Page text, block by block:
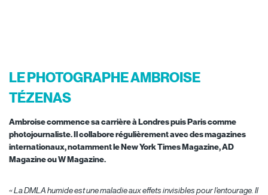
LE PHOTOGRAPHE AMBROISE
TÉZENAS
Ambroise commence sa carrière à Londres puis Paris comme
photojournaliste. Il collabore régulièrement avec des magazines
internationaux, notamment le New York Times Magazine, AD
Magazine ou W Magazine.
« La DMLA humide est une maladie aux effets invisibles pour l’entourage. Il